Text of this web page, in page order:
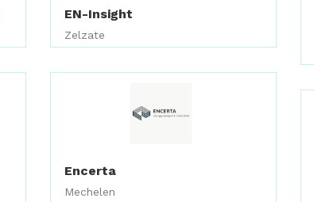
EN-Insight
Zelzate
Encerta
Mechelen